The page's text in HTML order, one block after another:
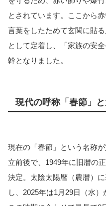
とされています。ここから
言葉をしたためて玄関に貼
として定着し、「家族の安
幹となりました。
現代の呼称「春節」
現在の「春節」という名称
立前後で、1949年に旧暦の
決定。太陰太陽暦（農暦）
し、2025年は1月29日（水